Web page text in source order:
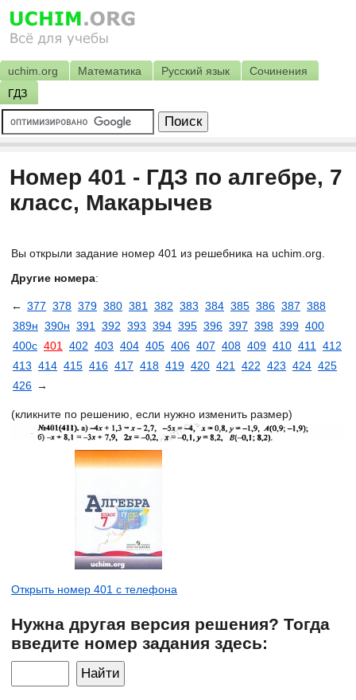
uchim.org Математика Русский язык
Сочинения
ГДЗ
Номер 401 - ГДЗ по алгебре, 7
класс, Макарычев
Вы открыли задание номер 401 из решебника на uchim.org.
Другие номера:
← 377 378 379 380 381 382 383 384 385 386 387 388
389н 390н 391 392 393 394 395 396 397 398 399 400
400с 401 402 403 404 405 406 407 408 409 410 411
412
413 414 415 416 417 418 419 420 421 422 423 424 425
426 →
(кликните по решению, если нужно изменить размер)
Открыть номер 401 с телефона
Нужна другая версия решения? Тогда
введите номер задания здесь: